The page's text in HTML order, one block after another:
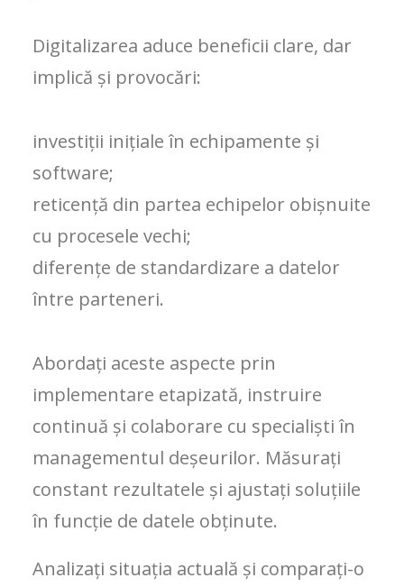
Digitalizarea aduce beneficii clare, dar
implică și provocări:
investiții inițiale în echipamente și
software;
reticență din partea echipelor obișnuite
cu procesele vechi;
diferențe de standardizare a datelor
între parteneri.
Abordați aceste aspecte prin
implementare etapizată, instruire
continuă și colaborare cu specialiști în
managementul deșeurilor. Măsurați
constant rezultatele și ajustați soluțiile
în funcție de datele obținute.
Analizați situația actuală și comparați-o